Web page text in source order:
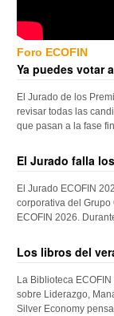
Foro ECOFIN
Ya puedes votar
El Jurado de los
revisar todas las
que pasan a la fase
El Jurado falla
El Jurado ECOFIN
corporativa del
ECOFIN 2026.
Los libros del
La Biblioteca
sobre Liderazgo,
Silver Economy